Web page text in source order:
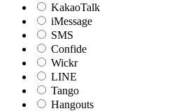
KakaoTalk
iMessage
SMS
Confide
Wickr
LINE
Tango
Hangouts